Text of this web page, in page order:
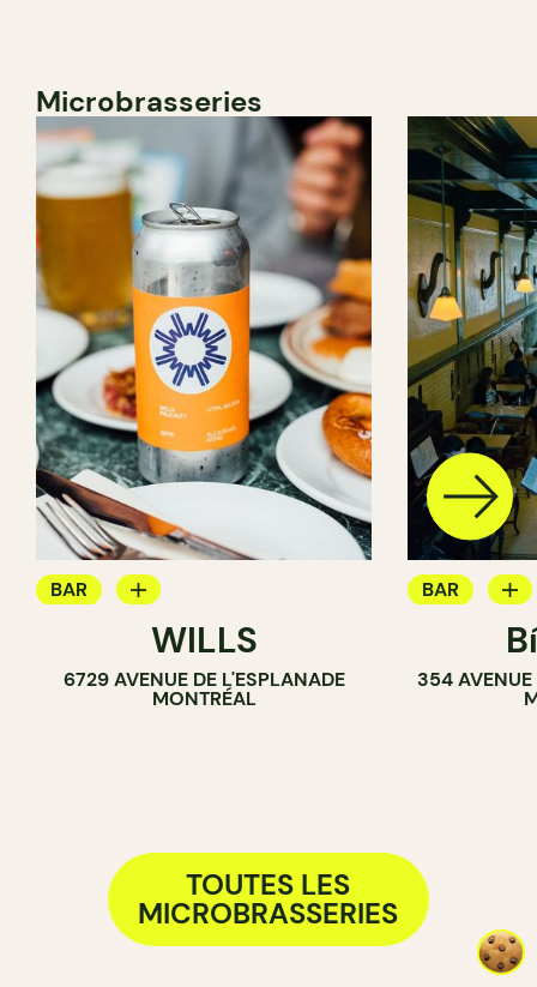
Microbrasseries
BAR
BAR À COCKTAIL
WILLS
6729 AVENUE DE L'ESPLANADE
MONTRÉAL
BAR
BAR À
BRASSERIE
354 AVENUE
TOUTES LES
MICROBRASSERIES